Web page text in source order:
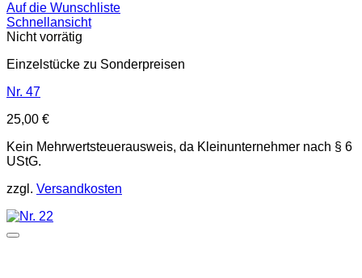
Auf die Wunschliste
Schnellansicht
Nicht vorrätig
Einzelstücke zu Sonderpreisen
Nr. 47
25,00 €
Kein Mehrwertsteuerausweis, da Kleinunternehmer nach § 6
UStG.
zzgl. Versandkosten